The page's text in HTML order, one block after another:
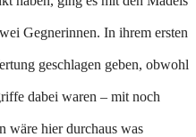
Gegnerinnen. In ihrem ersten
geschlagen geben, obwohl
dabei waren – mit noch
wäre hier durchaus was